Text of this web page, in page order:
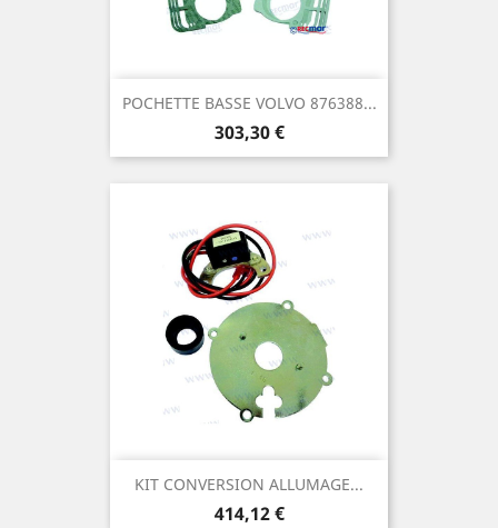
POCHETTE BASSE VOLVO 876388...
Prix
303,30 €
KIT CONVERSION ALLUMAGE...
Prix
414,12 €